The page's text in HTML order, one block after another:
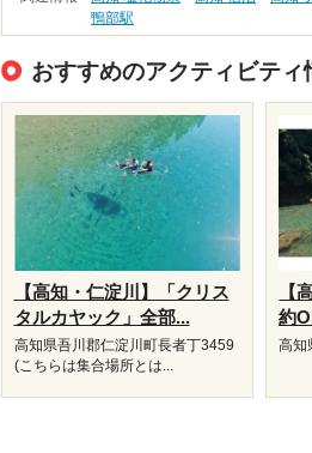
鴨部駅
おすすめのアクティビティ
【高知・仁淀川】「クリス
タルカヤック」全部...
高知県吾川郡仁淀川町長者丁3459
(こちらは集合場所とは...
【
約
高知